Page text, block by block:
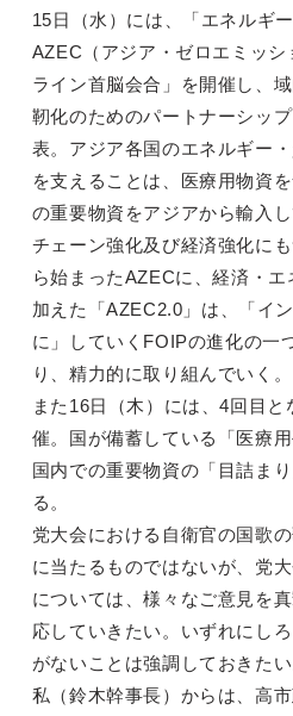
15日（水）には、「エネルギ
AZEC（アジア・ゼロエミッ
ライン首脳会合」を開催し、
靭化のためのパートナーシッ
表。アジア各国のエネルギー
を支えることは、医療用物資
の重要物資をアジアから輸入
チェーン強化及び経済強化に
ら始まったAZECに、経済・
加えた「AZEC2.0」は、「イ
に」していくFOIPの進化の一
り、精力的に取り組んでいく。
また16日（木）には、4回目
催。国が備蓄している「医療
国内での重要物資の「目詰ま
る。
党大会における自衛官の国歌
に当たるものではないが、党
については、様々なご意見を
応していきたい。いずれにし
がないことは強調しておきたい
私（鈴木幹事長）からは、高